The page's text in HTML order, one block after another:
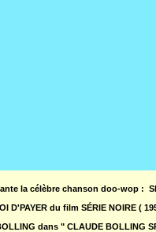
la célèbre chanson doo-wop :
D'PAYER du film SÉRIE NOIRE (
dans " CLAUDE BOLLING